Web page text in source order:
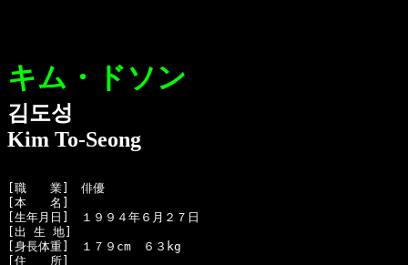
キム・ドソン
김도성
Kim To-Seong
[職　　業]　俳優
[本　　名]
[生年月日]　１９９４年６月２７日
[出 生 地]
[身長体重]　１７９cm　６３kg
[住　　所]